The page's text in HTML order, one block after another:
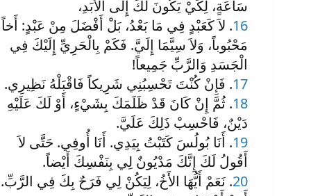
سَاعَةٍ، لِكَيْ يَكُونَ لَكَ إِلَى الأَبَدِ،
16. لاَ كَعَبْدٍ فِي مَا بَعْدُ، بَلْ أَفْضَلَ مِنْ عَبْدٍ: أَخاً
مَحْبُوباً، وَلاَ سِيَّمَا إِلَيَّ. فَكَمْ بِالْحَرِيِّ إِلَيْكَ فِي
الْجَسَدِ وَالرَّبِّ جَمِيعاً!
17. فَإِنْ كُنْتَ تَحْسِبُنِي شَرِيكاً فَاقْبَلْهُ نَظِيرِي.
18. ثُمَّ إِنْ كَانَ قَدْ ظَلَمَكَ بِشَيْءٍ، أَوْ لَكَ عَلَيْهِ
دَيْنٌ، فَاحْسِبْ ذَلِكَ عَلَيَّ.
19. أَنَا بُولُسَ كَتَبْتُ بِيَدِي. أَنَا أُوفِي. حَتَّى لاَ
أَقُولُ لَكَ إِنَّكَ مَدْيُونٌ لِي بِنَفْسِكَ أَيْضاً.
20. نَعَمْ أَيُّهَا الأَخُ، لِيَكُنْ لِي فَرَحٌ بِكَ فِي الرَّبِّ.